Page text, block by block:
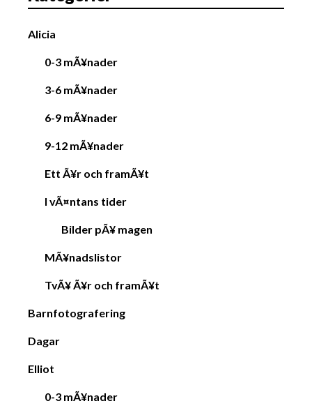
t
o
Alicia
0-3 mÃ¥nader
3-6 mÃ¥nader
6-9 mÃ¥nader
9-12 mÃ¥nader
Ett Ã¥r och framÃ¥t
I vÃ¤ntans tider
Bilder pÃ¥ magen
MÃ¥nadslistor
TvÃ¥ Ã¥r och framÃ¥t
Barnfotografering
Dagar
Elliot
0-3 mÃ¥nader